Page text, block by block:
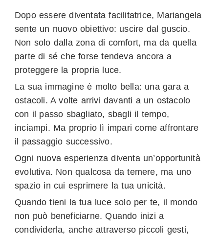
Dopo essere diventata facilitatrice, Mariangela
sente un nuovo obiettivo: uscire dal guscio.
Non solo dalla zona di comfort, ma da quella
parte di sé che forse tendeva ancora a
proteggere la propria luce.
La sua immagine è molto bella: una gara a
ostacoli. A volte arrivi davanti a un ostacolo
con il passo sbagliato, sbagli il tempo,
inciampi. Ma proprio lì impari come affrontare
il passaggio successivo.
Ogni nuova esperienza diventa un’opportunità
evolutiva. Non qualcosa da temere, ma uno
spazio in cui esprimere la tua unicità.
Quando tieni la tua luce solo per te, il mondo
non può beneficiarne. Quando inizi a
condividerla, anche attraverso piccoli gesti,